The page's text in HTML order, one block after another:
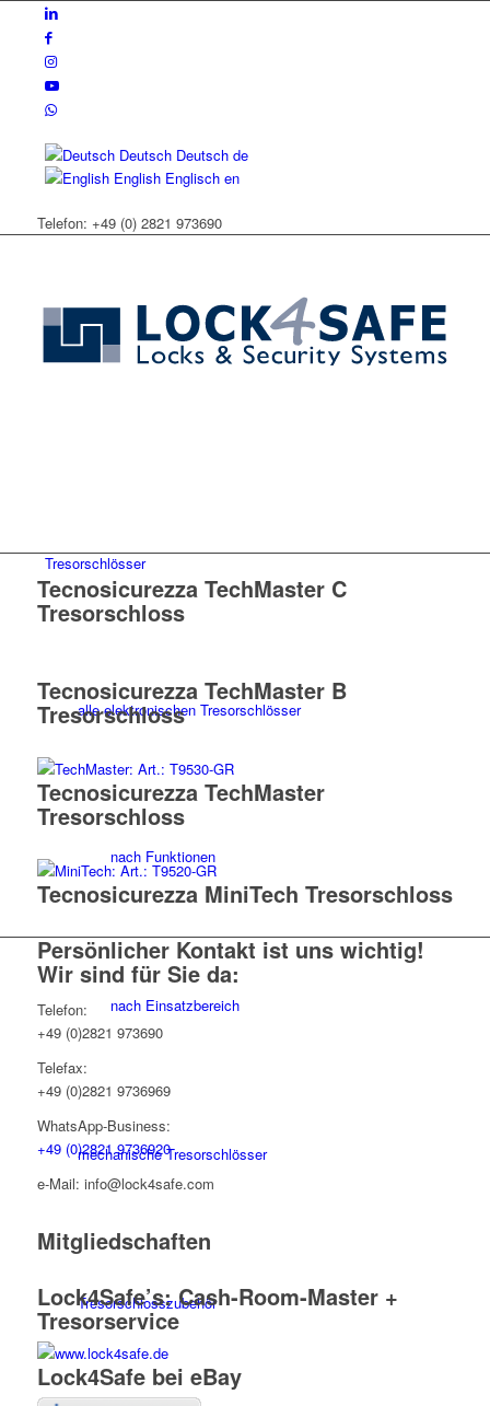
Deutsch Deutsch de
English Englisch en
Telefon: +49 (0) 2821 973690
Tresorschlösser
alle elektronischen Tresorschlösser
nach Funktionen
nach Einsatzbereich
mechanische Tresorschlösser
Tresorschlosszubehör
Tecnosicurezza TechMaster C
Tresorschloss
Tecnosicurezza TechMaster B
Tresorschloss
Tecnosicurezza TechMaster
Tresorschloss
Tecnosicurezza MiniTech Tresorschloss
Persönlicher Kontakt ist uns wichtig!
Wir sind für Sie da:
Telefon:
+49 (0)2821 973690
Telefax:
+49 (0)2821 9736969
WhatsApp-Business:
+49 (0)2821 9736920
e-Mail: info@lock4safe.com
Mitgliedschaften
Lock4Safe’s: Cash-Room-Master +
Tresorservice
Lock4Safe bei eBay